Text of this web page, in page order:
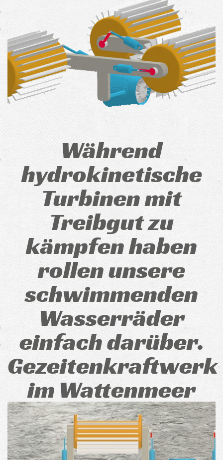
Während
hydrokinetische
Turbinen mit
Treibgut zu
kämpfen haben
rollen unsere
schwimmenden
Wasserräder
einfach darüber.
Gezeitenkraftwerk
im Wattenmeer